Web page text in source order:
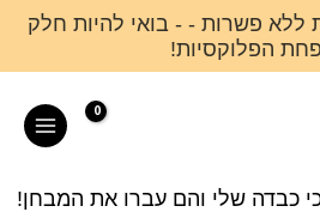
ללא פשרות - - בואי להיות חלק
הפלוקסיות!
Menu
כבדה שלי והם עברו את המבחן!